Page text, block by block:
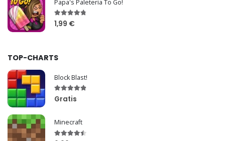
Papa's Paleteria To Go!
1,99 €
TOP-CHARTS
Block Blast!
Gratis
Minecraft